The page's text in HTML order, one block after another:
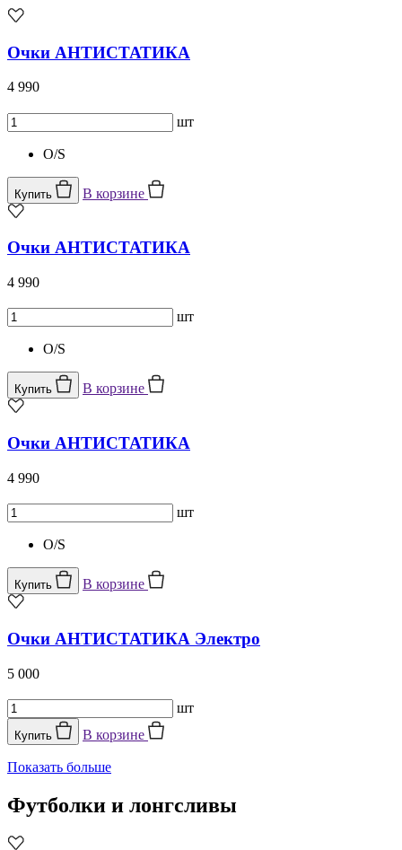
Очки АНТИСТАТИКА
4 990
шт
O/S
Купить В корзине
Очки АНТИСТАТИКА
4 990
шт
O/S
Купить В корзине
Очки АНТИСТАТИКА
4 990
шт
O/S
Купить В корзине
Очки АНТИСТАТИКА Электро
5 000
шт
Купить В корзине
Показать больше
Футболки и лонгсливы